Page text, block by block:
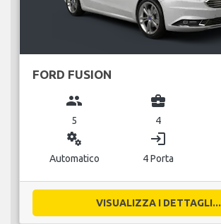
FORD FUSION
group
5
business_center
4
miscellaneous_services
Automatico
login
4 Porta
VISUALIZZA I DETTAGLI...